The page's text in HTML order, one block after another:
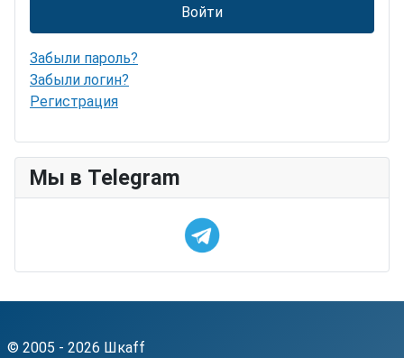
Войти
Забыли пароль?
Забыли логин?
Регистрация
Мы в Telegram
© 2005 - 2026 Шкаff